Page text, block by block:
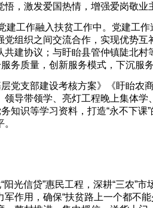
，激发爱国热情，增强爱岗敬业
建工作融入扶贫工作中。党建工
组织之间交流合作，实现优势
建协议；与盱眙县管仲镇陡北村
务质量，创新服务模式，下沉服
党支部建设考核方案》《盱眙农
导带领学、亮灯工程晚上集体学
知识等学习资料，打造“永不下课
光信贷”惠民工程，深耕“三农”
作用，确保“扶贫路上一个都不